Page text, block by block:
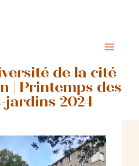
de la cité
| Printemps des
jardins 2024